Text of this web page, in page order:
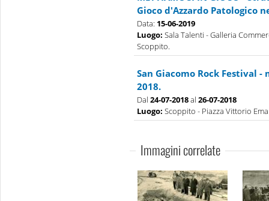
Gioco d'Azzardo Patologico
Data: 15-06-2019
Luogo: Sala Talenti - Galleria
Scoppito.
San Giacomo Rock Festival
2018.
Dal 24-07-2018al 26-07-2018
Luogo: Scoppito - Piazza Vittorio
Immagini correlate